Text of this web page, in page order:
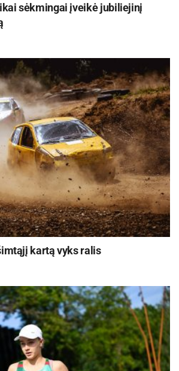
sėkmingai įveikė jubiliejinį
kartą vyks ralis